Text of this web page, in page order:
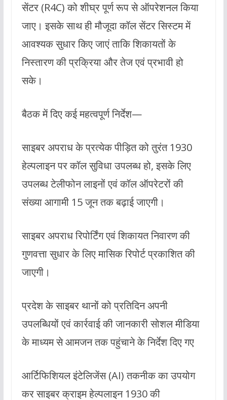
सेंटर (R4C) को शीघ्र पूर्ण रूप से ऑपरेशनल किया
जाए। इसके साथ ही मौजूदा कॉल सेंटर सिस्टम में
आवश्यक सुधार किए जाएं ताकि शिकायतों के
निस्तारण की प्रक्रिया और तेज एवं प्रभावी हो
सके।
बैठक में दिए कई महत्वपूर्ण निर्देश—
साइबर अपराध के प्रत्येक पीड़ित को तुरंत 1930
हेल्पलाइन पर कॉल सुविधा उपलब्ध हो, इसके लिए
उपलब्ध टेलीफोन लाइनों एवं कॉल ऑपरेटरों की
संख्या आगामी 15 जून तक बढ़ाई जाएगी।
साइबर अपराध रिपोर्टिंग एवं शिकायत निवारण की
गुणवत्ता सुधार के लिए मासिक रिपोर्ट प्रकाशित की
जाएगी।
प्रदेश के साइबर थानों को प्रतिदिन अपनी
उपलब्धियों एवं कार्रवाई की जानकारी सोशल मीडिया
के माध्यम से आमजन तक पहुंचाने के निर्देश दिए गए
आर्टिफिशियल इंटेलिजेंस (AI) तकनीक का उपयोग
कर साइबर क्राइम हेल्पलाइन 1930 की